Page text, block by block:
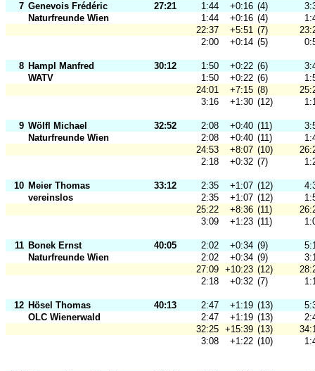
7 Genevois Frédéric 27:21 1:44 +0:16 (4)
Naturfreunde Wien
1:44 +0:16 (4)
22:37
+5:51 (7)
2:00
+0:14 (5)
8 Hampl Manfred 30:12 1:50 +0:22 (6)
WATV
1:50 +0:22 (6)
24:01
+7:15 (8)
3:16
+1:30 (12)
9 Wölfl Michael 32:52 2:08 +0:40 (11)
Naturfreunde Wien
2:08 +0:40 (11)
24:53
+8:07 (10)
2:18
+0:32 (7)
10 Meier Thomas 33:12 2:35 +1:07 (12)
vereinslos
2:35 +1:07 (12)
25:22
+8:36 (11)
3:09
+1:23 (11)
11 Bonek Ernst 40:05 2:02 +0:34 (9)
Naturfreunde Wien
2:02 +0:34 (9)
27:09 +10:23 (12)
2:18
+0:32 (7)
12 Hösel Thomas 40:13 2:47 +1:19 (13)
OLC Wienerwald
2:47 +1:19 (13)
32:25 +15:39 (13)
3:08
+1:22 (10)